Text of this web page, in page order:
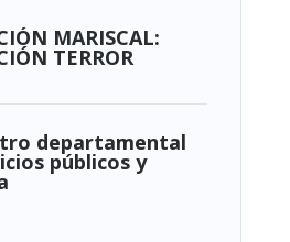
MARISCAL:
TERROR
departamental
públicos y